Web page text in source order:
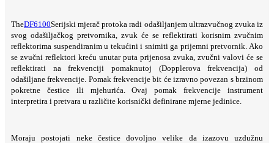
TheDF6100Serijski mjerač protoka radi odašiljanjem ultrazvučnog zvuka iz
svog odašiljačkog pretvornika, zvuk će se reflektirati korisnim zvučnim
reflektorima suspendiranim u tekućini i snimiti ga prijemni pretvornik. Ako
se zvučni reflektori kreću unutar puta prijenosa zvuka, zvučni valovi će se
reflektirati na frekvenciji pomaknutoj (Dopplerova frekvencija) od
odašiljane frekvencije. Pomak frekvencije bit će izravno povezan s brzinom
pokretne čestice ili mjehurića. Ovaj pomak frekvencije instrument
interpretira i pretvara u različite korisnički definirane mjerne jedinice.
Moraju postojati neke čestice dovoljno velike da izazovu uzdužnu